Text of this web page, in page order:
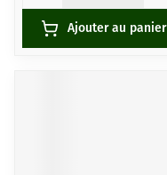
Ajouter au panier